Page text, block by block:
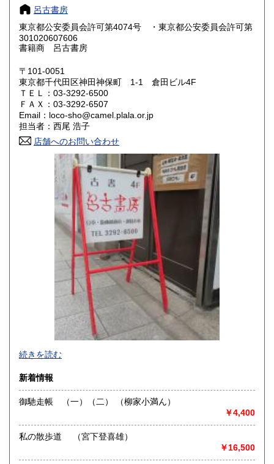
奈良県
鳥取県 1,180円 島根県 1,180円
山口県 1,180円 徳島県
香川県 1,300円
高知県 1,300円
1,440円 長崎県
1,440円 大分県
1,440円 鹿児島県
1,914円
呂古書房
東京都公安委員会許可第4074号 ・東京都公安委員会許可第
301020607606
書籍商 呂古書房
〒101-0051
東京都千代田区神田神保町 1-1 倉田ビル4F
ＴＥＬ：03-3292-6500
ＦＡＸ：03-3292-6507
Email：loco-sho@camel.plala.or.jp
担当者：西尾 浩子
店舗へのお問い合わせ
-
沿線名：都営新宿線・三田線/東京メトロ半蔵門線/JR中央
線・総武線
最寄駅：神保町(都営・東京メトロ)/御茶ノ水(JR)
営業時間：11:00-17:30
書籍の買取について
-
続きを読む
新着情報
御馳走帳 （一）（二） （柳家小満ん）
￥4,400
私の散歩道 （宮下登喜雄）
￥16,500